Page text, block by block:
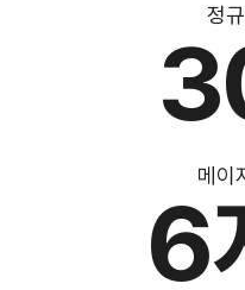
정
메이
6